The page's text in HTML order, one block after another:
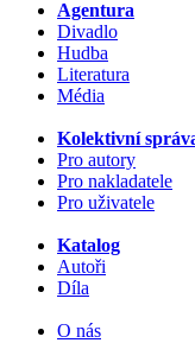
Agentura
Divadlo
Hudba
Literatura
Média
Kolektivní
Pro autory
Pro nakladatele
Pro uživatele
Katalog
Autoři
Díla
O nás